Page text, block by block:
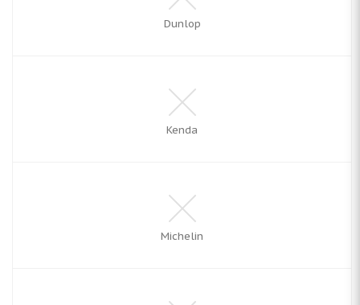
Dunlop
Kenda
Michelin